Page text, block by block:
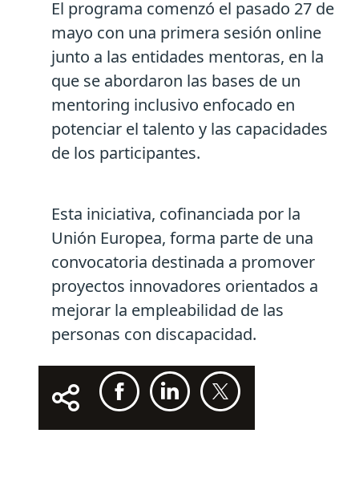
El programa comenzó el pasado 27 de
mayo con una primera sesión online
junto a las entidades mentoras, en la
que se abordaron las bases de un
mentoring inclusivo enfocado en
potenciar el talento y las capacidades
de los participantes.
Esta iniciativa, cofinanciada por la
Unión Europea, forma parte de una
convocatoria destinada a promover
proyectos innovadores orientados a
mejorar la empleabilidad de las
personas con discapacidad.